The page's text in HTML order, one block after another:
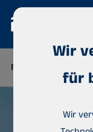
FINNLAND
Wir
für
Wir